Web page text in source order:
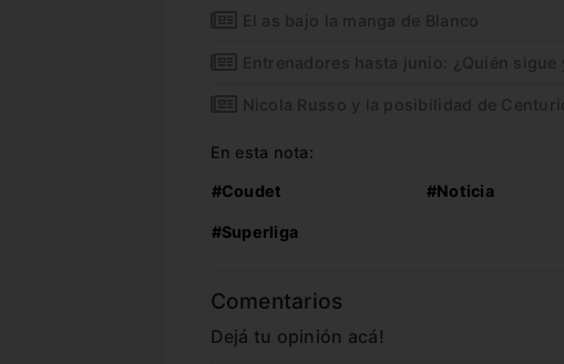
El as bajo la manga de Blanco
Entrenadores hasta junio: ¿Quién sigue
Nicola Russo y la posibilidad de
En esta nota:
#Coudet #Noticia
#Superliga
Comentarios
Dejá tu opinión acá!